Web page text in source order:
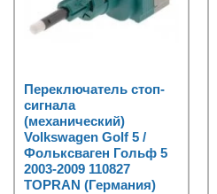
Переключатель стоп-
сигнала
(механический)
Volkswagen Golf 5 /
Фольксваген Гольф 5
2003-2009 110827
TOPRAN (Германия)